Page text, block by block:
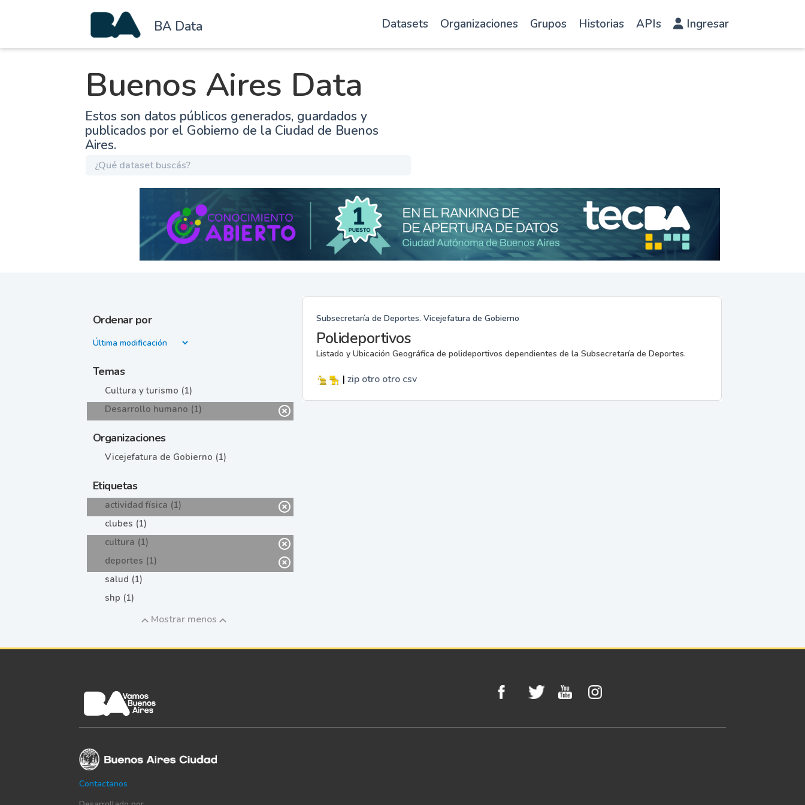
BA Data Datasets Organizaciones Grupos Historias APIs Ingresar
Buenos Aires Data
Estos son datos públicos generados, guardados y
publicados por el Gobierno de la Ciudad de Buenos
Aires.
Ordenar por
Temas
Cultura y turismo (1)
Desarrollo humano (1)
Organizaciones
Vicejefatura de Gobierno (1)
Etiquetas
actividad física (1)
clubes (1)
cultura (1)
deportes (1)
salud (1)
shp (1)
Mostrar menos
Subsecretaría de Deportes. Vicejefatura de Gobierno
Polideportivos
Listado y Ubicación Geográfica de polideportivos dependientes de la Subsecretaría de Deportes.
| zip otro otro csv
Contactanos